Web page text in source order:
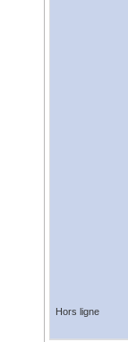
Hors ligne